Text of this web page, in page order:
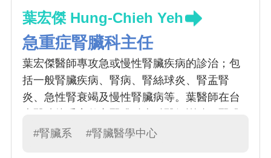
葉宏傑 Hung-Chieh Yeh
急重症腎臟科主任
葉宏傑醫師專攻急或慢性腎臟疾病的診治；包
括一般腎臟疾病、腎病、腎絲球炎、腎盂腎
炎、急性腎衰竭及慢性腎臟病等。葉醫師在台
疾病通常以血尿、蛋白尿、 電解質異常、水
#腎臟系 #腎臟醫學中心